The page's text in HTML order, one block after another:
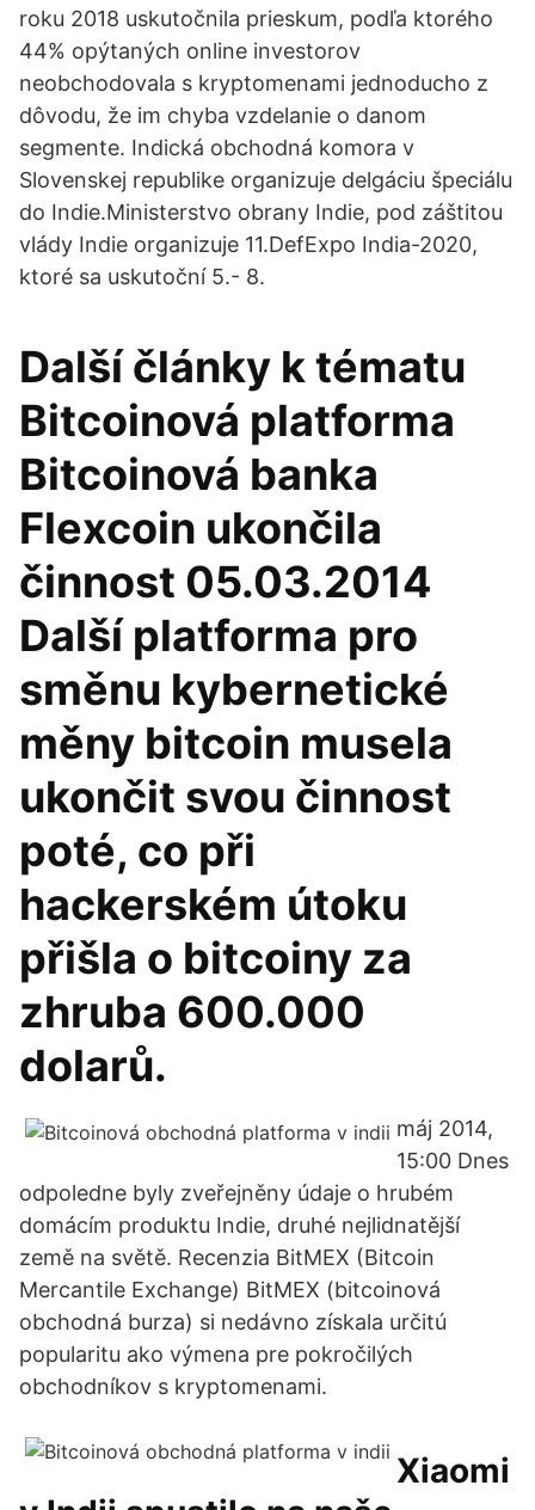
roku 2018 uskutočnila prieskum, podľa ktorého
44% opýtaných online investorov
neobchodovala s kryptomenami jednoducho z
dôvodu, že im chyba vzdelanie o danom
segmente. Indická obchodná komora v
Slovenskej republike organizuje delgáciu špeciálu
do Indie.Ministerstvo obrany Indie, pod záštitou
vlády Indie organizuje 11.DefExpo India-2020,
ktoré sa uskutoční 5.- 8.
Další články k tématu
Bitcoinová platforma
Bitcoinová banka
Flexcoin ukončila
činnost 05.03.2014
Další platforma pro
směnu kybernetické
měny bitcoin musela
ukončit svou činnost
poté, co při
hackerském útoku
přišla o bitcoiny za
zhruba 600.000
dolarů.
máj 2014,
15:00 Dnes
odpoledne byly zveřejněny údaje o hrubém
domácím produktu Indie, druhé nejlidnatější
země na světě. Recenzia BitMEX (Bitcoin
Mercantile Exchange) BitMEX (bitcoinová
obchodná burza) si nedávno získala určitú
popularitu ako výmena pre pokročilých
obchodníkov s kryptomenami.
Xiaomi